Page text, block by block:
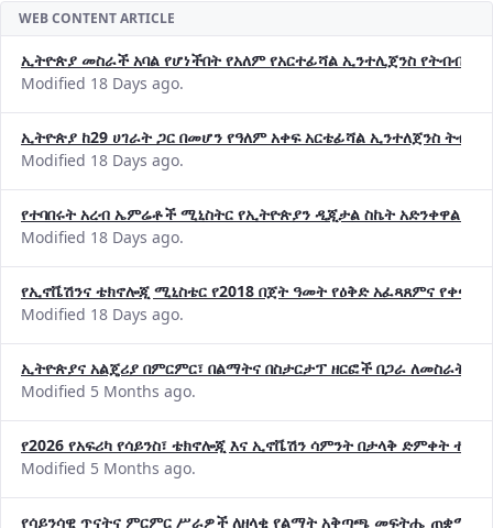
WEB CONTENT ARTICLE
ኢትዮጵያ መስራች አባል የሆነችበት የአለም የአርተፊሻል ኢንተሊጀንስ የትብብር
Modified 18 Days ago.
ኢትዮጵያ ከ29 ሀገራት ጋር በመሆን የዓለም አቀፍ አርቴፊሻል ኢንተለጀንስ
Modified 18 Days ago.
የተባበሩት አረብ ኤምሬቶች ሚኒስትር የኢትዮጵያን ዲጂታል ስኬት አድንቀዋል
Modified 18 Days ago.
የኢኖቬሽንና ቴክኖሎጂ ሚኒስቴር የ2018 በጀት ዓመት የዕቅድ አፈጻጸምና
Modified 18 Days ago.
ኢትዮጵያና አልጄሪያ በምርምር፣ በልማትና በስታርታፕ ዘርፎች በጋራ ለመስራት
Modified 5 Months ago.
የ2026 የአፍሪካ የሳይንስ፣ ቴክኖሎጂ እና ኢኖቬሽን ሳምንት በታላቅ ድምቀት
Modified 5 Months ago.
የሳይንሳዊ ጥናትና ምርምር ሥራዎች ለዘላቂ የልማት አቅጣጫ መፍትሔ ጠቋሚ